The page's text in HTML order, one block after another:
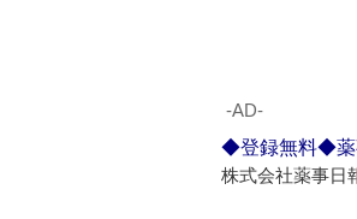
‐AD‐
◆登録無料◆薬
株式会社薬事日